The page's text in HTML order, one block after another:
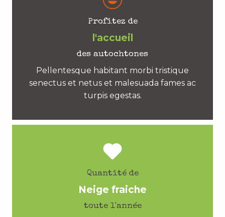
Profitez de
l'accueil
des autochtones
Pellentesque habitant morbi tristique
senectus et netus et malesuada fames ac
turpis egestas.
Quantité de
Neige fraiche
toute l'année